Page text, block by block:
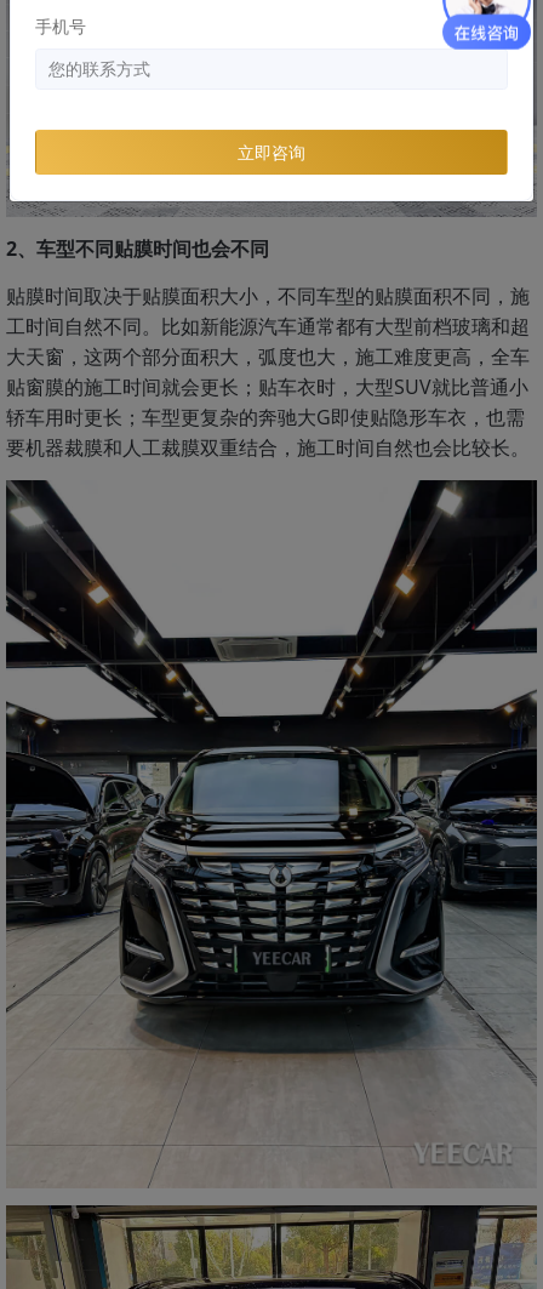
2、车型不同贴膜时间也会不同
贴膜时间取决于贴膜面积大小，不同车型的贴膜面积不同，施
工时间自然不同。比如新能源汽车通常都有大型前档玻璃和超
大天窗，这两个部分面积大，弧度也大，施工难度更高，全车
贴窗膜的施工时间就会更长；贴车衣时，大型SUV就比普通小
轿车用时更长；车型更复杂的奔驰大G即使贴隐形车衣，也需
要机器裁膜和人工裁膜双重结合，施工时间自然也会比较长。
手机号
立即咨询